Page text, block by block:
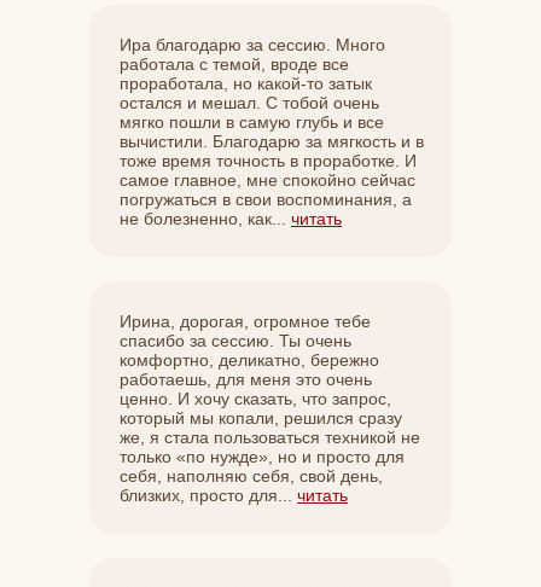
Ирина, дорогая, огромное тебе
спасибо за сессию. Ты очень
комфортно, деликатно, бережно
работаешь, для меня это очень
ценно. И хочу сказать, что запрос,
который мы копали, решился сразу
же, я стала пользоваться техникой не
только «по нужде», но и просто для
себя, наполняю себя, свой день,
близких, просто для... читать
Ира благодарю за сессию. Много
работала с темой, вроде все
проработала, но какой-то затык
остался и мешал. С тобой очень
мягко пошли в самую глубь и все
вычистили. Благодарю за мягкость и в
тоже время точность в проработке. И
самое главное, мне спокойно сейчас
погружаться в свои воспоминания, а
не болезненно, как... читать